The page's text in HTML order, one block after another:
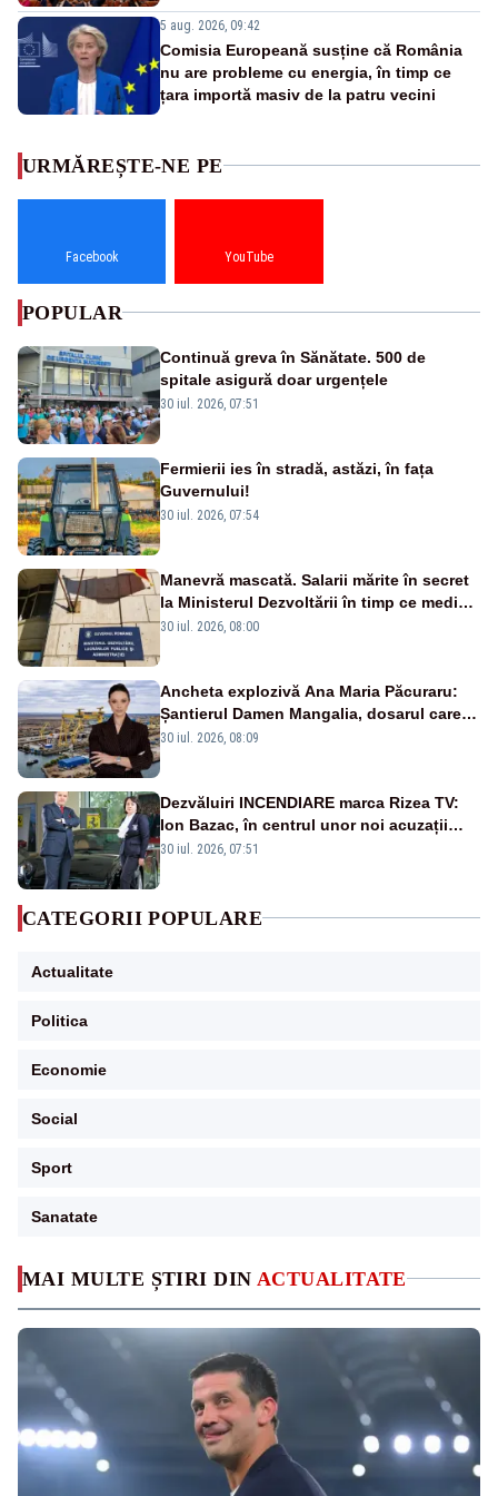
5 aug. 2026, 09:42
Comisia Europeană susține că România
nu are probleme cu energia, în timp ce
țara importă masiv de la patru vecini
MAI MULTE ȘTIRI DIN ACTUALITATE
URMĂREȘTE-NE PE
Facebook YouTube
POPULAR
Continuă greva în Sănătate. 500 de
spitale asigură doar urgențele
30 iul. 2026, 07:51
Fermierii ies în stradă, astăzi, în fața
Guvernului!
30 iul. 2026, 07:54
Manevră mascată. Salarii mărite în secret
la Ministerul Dezvoltării în timp ce medicii
ies în stradă
30 iul. 2026, 08:00
Ancheta explozivă Ana Maria Păcuraru:
Șantierul Damen Mangalia, dosarul care
scufundă apărarea României
30 iul. 2026, 08:09
Dezvăluiri INCENDIARE marca Rizea TV:
Ion Bazac, în centrul unor noi acuzații
publice
30 iul. 2026, 07:51
CATEGORII POPULARE
Actualitate
Politica
Economie
Social
Sport
Sanatate